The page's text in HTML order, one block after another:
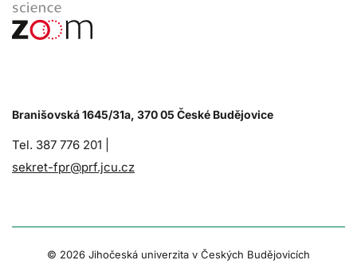
Branišovská 1645/31a, 370 05 České Budějovice
Tel. 387 776 201 |
sekret-fpr@prf.jcu.cz
© 2026 Jihočeská univerzita v Českých Budějovicích